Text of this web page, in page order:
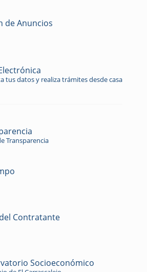
de Anuncios
tus datos y realiza trámites desde casa
Transparencia
Contratante
Socioeconómico